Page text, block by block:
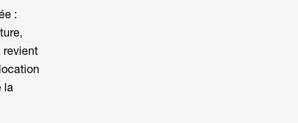
:
revient
la